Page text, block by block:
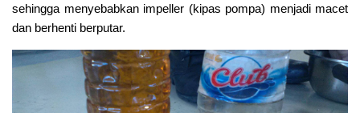
sehingga menyebabkan impeller (kipas pompa) menjadi macet
dan berhenti berputar.